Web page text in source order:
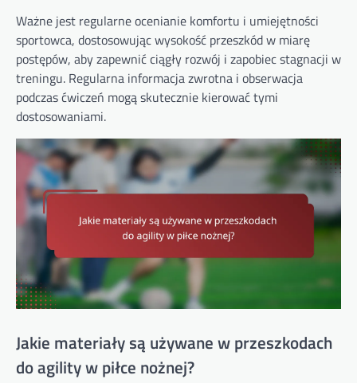
Ważne jest regularne ocenianie komfortu i umiejętności
sportowca, dostosowując wysokość przeszkód w miarę
postępów, aby zapewnić ciągły rozwój i zapobiec stagnacji w
treningu. Regularna informacja zwrotna i obserwacja
podczas ćwiczeń mogą skutecznie kierować tymi
dostosowaniami.
Jakie materiały są używane w przeszkodach
do agility w piłce nożnej?